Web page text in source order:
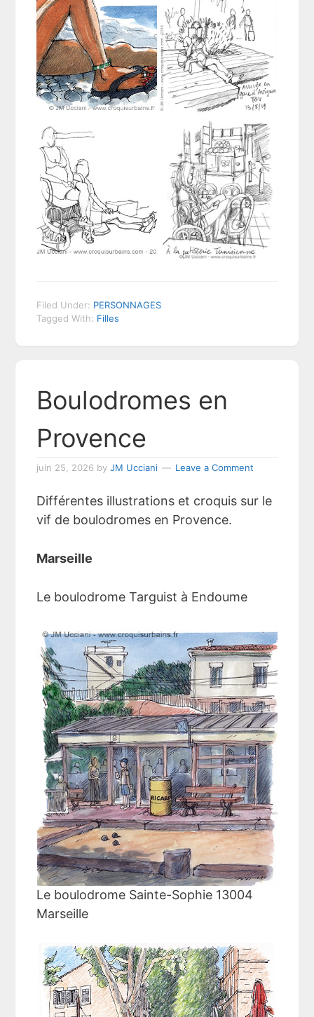
Filed Under: PERSONNAGES
Tagged With: Filles
Boulodromes en
Provence
juin 25, 2026 byJM Ucciani Leave a Comment
Différentes illustrations et croquis sur le
vif de boulodromes en Provence.
Marseille
Le boulodrome Targuist à Endoume
Le boulodrome Sainte-Sophie 13004
Marseille